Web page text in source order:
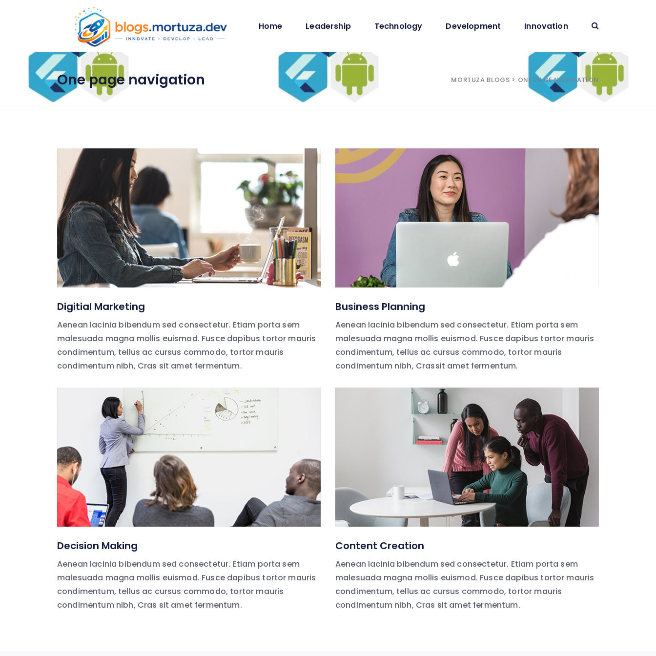
Home Leadership Technology Development Innovation
One page navigation MORTUZA BLOGS > ONE PAGE NAVIGATION
Digitial Marketing
Aenean lacinia bibendum sed consectetur. Etiam porta sem
malesuada magna mollis euismod. Fusce dapibus tortor mauris
condimentum, tellus ac cursus commodo, tortor mauris
condimentum nibh, Cras sit amet fermentum.
Business Planning
Aenean lacinia bibendum sed consectetur. Etiam porta sem
malesuada magna mollis euismod. Fusce dapibus tortor mauris
condimentum, tellus ac cursus commodo, tortor mauris
condimentum nibh, Crassit amet fermentum.
Decision Making
Aenean lacinia bibendum sed consectetur. Etiam porta sem
malesuada magna mollis euismod. Fusce dapibus tortor mauris
condimentum, tellus ac cursus commodo, tortor mauris
condimentum nibh, Cras sit amet fermentum.
Content Creation
Aenean lacinia bibendum sed consectetur. Etiam porta sem
malesuada magna mollis euismod. Fusce dapibus tortor mauris
condimentum, tellus ac cursus commodo, tortor mauris
condimentum nibh, Cras sit amet fermentum.